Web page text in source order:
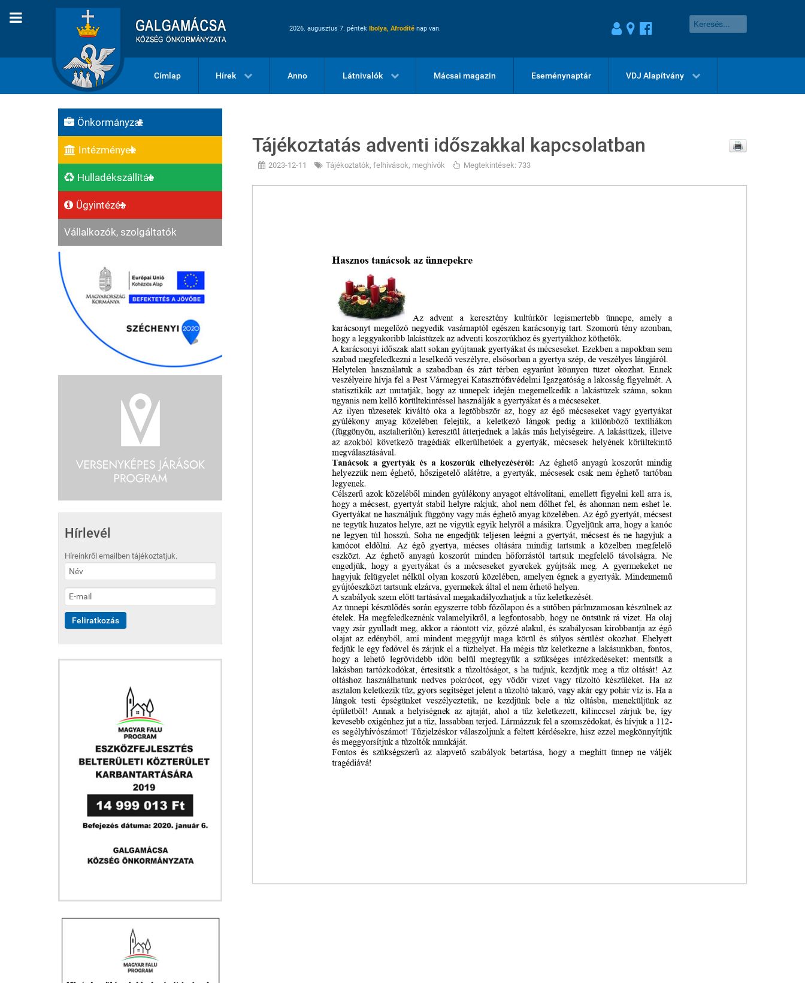
2026. augusztus 7. péntek Ibolya, Afrodité nap van.
Címlap Hírek Anno Látnivalók Mácsai magazin Eseménynaptár VDJ Alapítvány
Önkormányzat
Intézmények
Hulladékszállítás
Ügyintézés
Vállalkozók, szolgáltatók
Hírlevél
Híreinkről emailben tájékoztatjuk.
Tájékoztatás adventi időszakkal kapcsolatban
2023-12-11 Tájékoztatók, felhívások, meghívók Megtekintések: 733